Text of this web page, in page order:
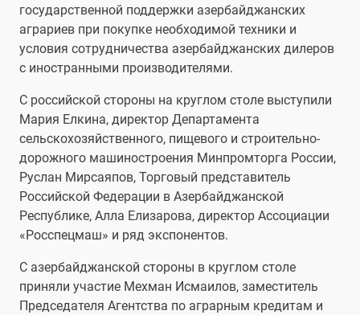
государственной поддержки азербайджанских
аграриев при покупке необходимой техники и
условия сотрудничества азербайджанских дилеров
с иностранными производителями.
С российской стороны на круглом столе выступили
Мария Елкина, директор Департамента
сельскохозяйственного, пищевого и строительно-
дорожного машиностроения Минпромторга России,
Руслан Мирсаяпов, Торговый представитель
Российской Федерации в Азербайджанской
Республике, Алла Елизарова, директор Ассоциации
«Росспецмаш» и ряд экспонентов.
С азербайджанской стороны в круглом столе
приняли участие Мехман Исмаилов, заместитель
Председателя Агентства по аграрным кредитам и